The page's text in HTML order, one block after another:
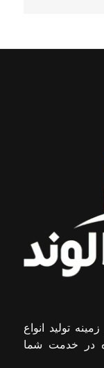
کیسه الوند از سال 1390 در زمینه تولید انواع
در خدمت شما